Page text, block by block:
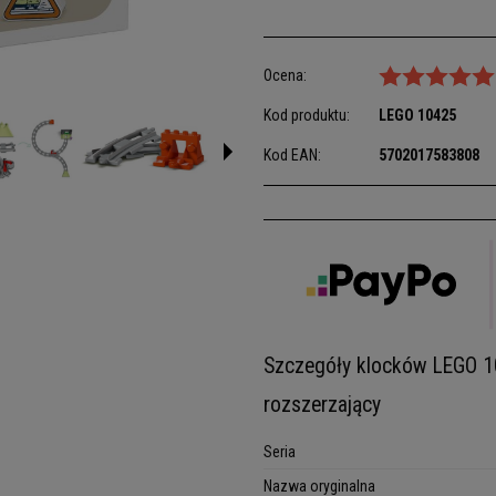
Ocena:
Kod produktu: LEGO 10425
Kod EAN: 5702017583808
Szczegóły klocków LEGO
rozszerzający
Seria
Nazwa oryginalna